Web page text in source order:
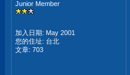
Junior Member
加入日期: May 2001
您的住址: 台北
文章: 703